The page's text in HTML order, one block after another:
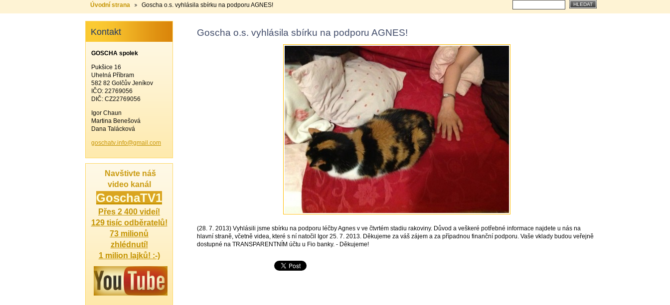
DĚKUJEME ZA REGISTRACI
Úvodní strana Goscha o.s. vyhlásila sbírku na podporu AGNES!
Goscha o.s. vyhlásila sbírku na podporu AGNES!
(28. 7. 2013) Vyhlásili jsme sbírku na podporu léčby Agnes v ve čtvrtém stadiu rakoviny. Důvod a veškeré potřebné informace najdete u nás na
hlavní straně, včetně videa, které s ní natočil Igor 25. 7. 2013. Děkujeme za váš zájem a za případnou finanční podporu. Vaše vklady budou veřejně
dostupné na TRANSPARENTNÍM účtu u Fio banky. - Děkujeme!
Kontakt
GOSCHA spolek
Pukšice 16
Uhelná Příbram
582 82 Golčův Jeníkov
IČO: 22769056
DIČ: CZ22769056
Igor Chaun
Martina Benešová
Dana Talácková
goschatv.info@gmail.com
Navštivte náš
video kanál
GoschaTV1
Přes 2 400 videí!
129 tisíc odběratelů!
73 milionů
zhlédnutí!
1 milion lajků! :-)